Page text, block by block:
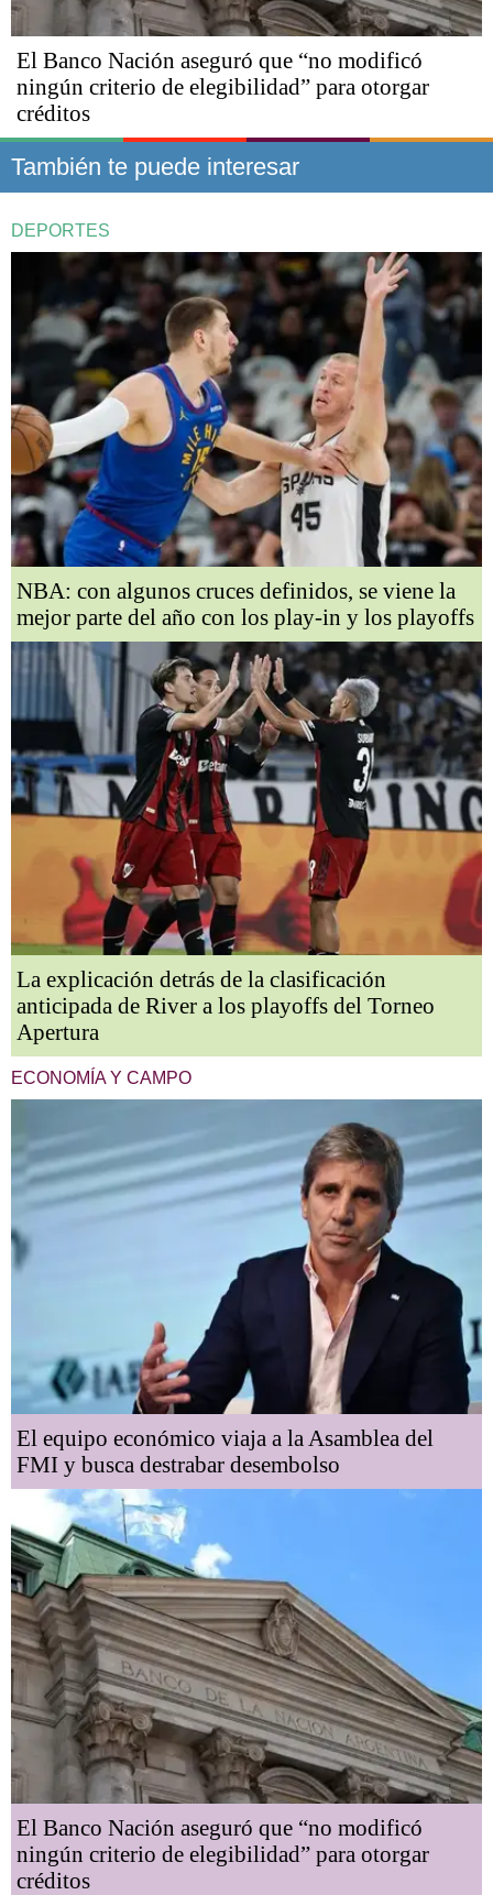
El Banco Nación aseguró que “no modificó
ningún criterio de elegibilidad” para otorgar
créditos
También te puede interesar
DEPORTES
NBA: con algunos cruces definidos, se viene la
mejor parte del año con los play-in y los playoffs
La explicación detrás de la clasificación
anticipada de River a los playoffs del Torneo
Apertura
ECONOMÍA Y CAMPO
El equipo económico viaja a la Asamblea del
FMI y busca destrabar desembolso
El Banco Nación aseguró que “no modificó
ningún criterio de elegibilidad” para otorgar
créditos